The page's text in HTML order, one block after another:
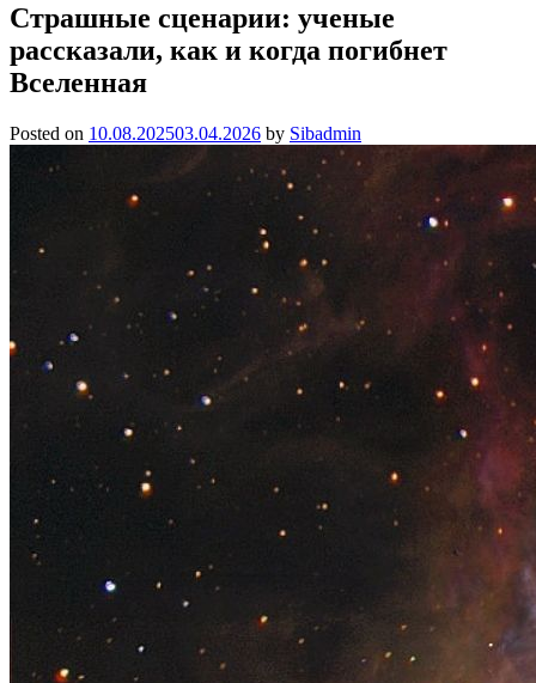
Страшные сценарии: ученые
рассказали, как и когда погибнет
Вселенная
Posted on 10.08.202503.04.2026 by Sibadmin